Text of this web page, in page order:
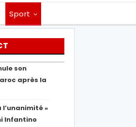
Sport
son
après la
l’unanimité »
Infantino